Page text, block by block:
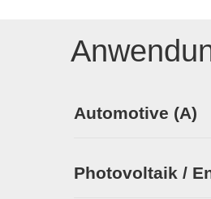
Automotive (A)
Photovoltaik /